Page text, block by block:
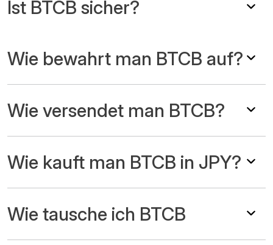
Ist BTCB sicher?
Wie bewahrt man BTCB auf?
Wie versendet man BTCB?
Wie kauft man BTCB in JPY?
Wie tausche ich BTCB